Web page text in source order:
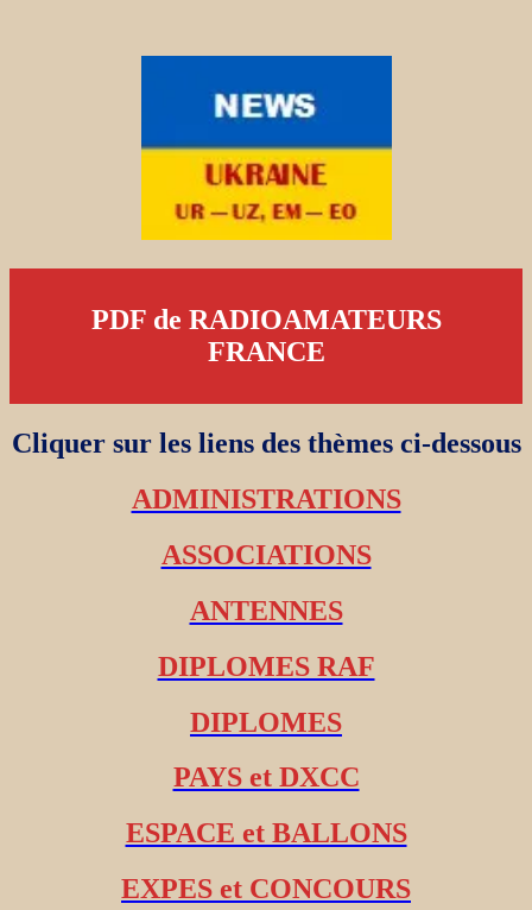
PDF de RADIOAMATEURS
FRANCE
Cliquer sur les liens des thèmes ci-dessous
ADMINISTRATIONS
ASSOCIATIONS
ANTENNES
DIPLOMES RAF
DIPLOMES
PAYS et DXCC
ESPACE et BALLONS
EXPES et CONCOURS